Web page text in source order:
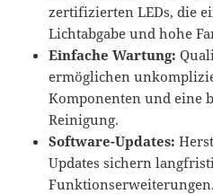
zertifizierten LEDs, die
Lichtabgabe und hohe
Einfache Wartung:
ermöglichen
Komponenten und eine
Reinigung.
Software-Updates:
Updates sichern
Funktionserweiterungen.